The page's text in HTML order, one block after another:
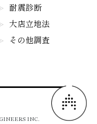
耐震診断
大店立地法
その他調査
INC.